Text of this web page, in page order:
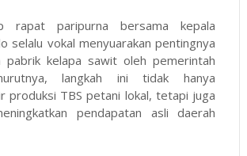
rapat paripurna bersama kepala
selalu vokal menyuarakan pentingnya
pabrik kelapa sawit oleh pemerintah
langkah ini tidak hanya
produksi TBS petani lokal, tetapi juga
pendapatan asli daerah